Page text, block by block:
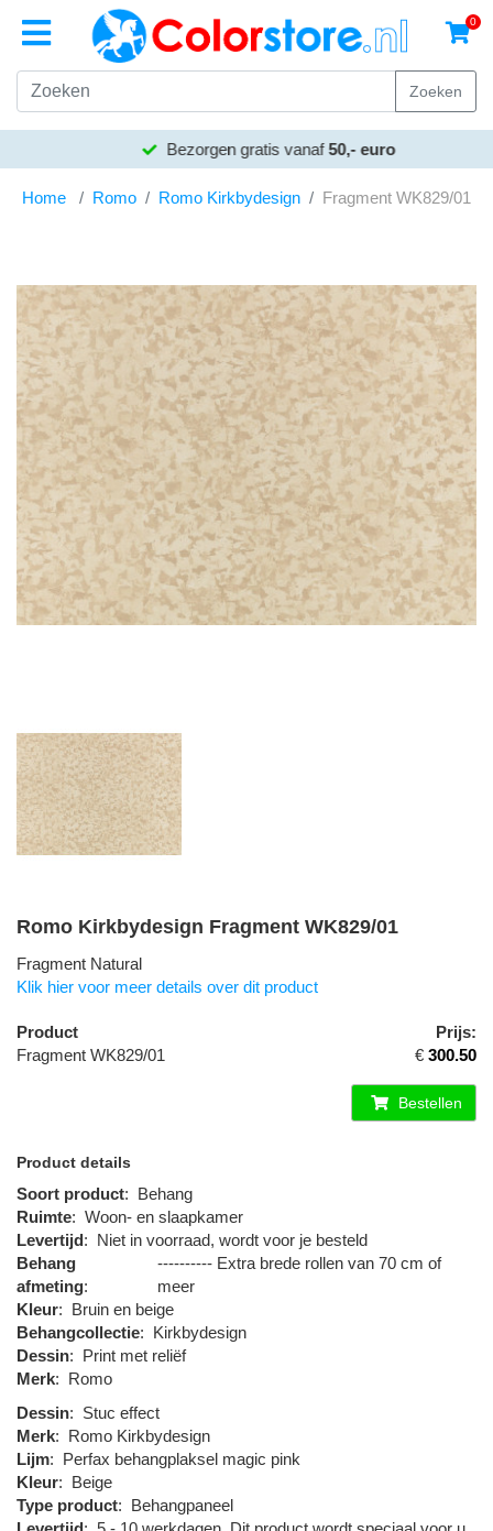
0
Zoeken
Bezorgen gratis vanaf50,- euro
Home Romo Romo Kirkbydesign Fragment WK829/01
Romo Kirkbydesign Fragment WK829/01
Fragment Natural
Klik hier voor meer details over dit product
Product
Prijs:
Fragment WK829/01
€ 300.50
Bestellen
Product details
Soort product: Behang
Ruimte: Woon- en slaapkamer
Levertijd: Niet in voorraad, wordt voor je besteld
Behang
afmeting:
---------- Extra brede rollen van 70 cm of
meer
Kleur: Bruin en beige
Behangcollectie: Kirkbydesign
Dessin: Print met reliëf
Merk: Romo
Dessin: Stuc effect
Merk: Romo Kirkbydesign
Lijm: Perfax behangplaksel magic pink
Kleur: Beige
Type product: Behangpaneel